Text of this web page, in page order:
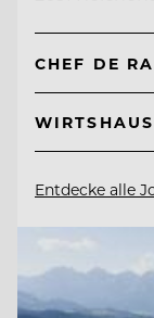
CHEF DE
Entdecke alle